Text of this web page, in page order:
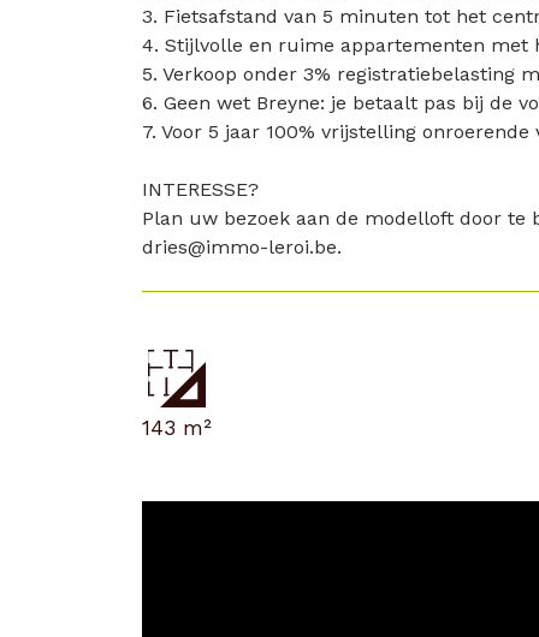
3. Fietsafstand van 5 minuten tot het
4. Stijlvolle en ruime appartementen met
5. Verkoop onder 3% registratiebelasting
6. Geen wet Breyne: je betaalt pas bij de
7. Voor 5 jaar 100% vrijstelling
INTERESSE?
Plan uw bezoek aan de modelloft door te
dries@immo-leroi.be.
143 m²